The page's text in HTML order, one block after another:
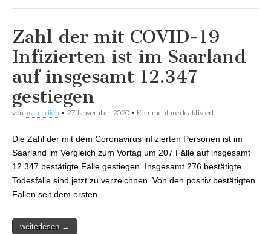
Zahl der mit COVID-19
Infizierten ist im Saarland
auf insgesamt 12.347
gestiegen
von aramedien • 27. November 2020 • Kommentare deaktiviert
Saarland auf
insgesamt 12.347
Die Zahl der mit dem Coronavirus infizierten Personen ist im
Saarland im Vergleich zum Vortag um 207 Fälle auf insgesamt
12.347 bestätigte Fälle gestiegen. Insgesamt 276 bestätigte
Todesfälle sind jetzt zu verzeichnen. Von den positiv bestätigten
Fällen seit dem ersten…
weiterlesen →